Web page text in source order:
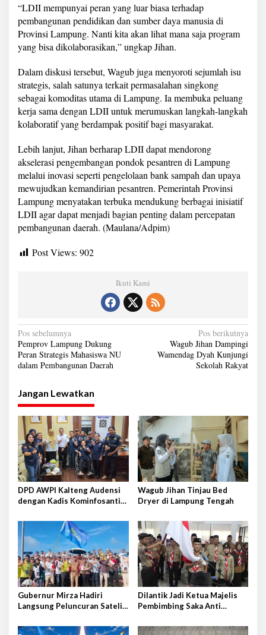
“LDII mempunyai peran yang luar biasa terhadap
pembangunan pendidikan dan sumber daya manusia di
Provinsi Lampung. Nanti kita akan lihat mana saja program
yang bisa dikolaborasikan,” ungkap Jihan.
Dalam diskusi tersebut, Wagub juga menyoroti sejumlah isu
strategis, salah satunya terkait permasalahan singkong
sebagai komoditas utama di Lampung. Ia membuka peluang
kerja sama dengan LDII untuk merumuskan langkah-langkah
kolaboratif yang berdampak positif bagi masyarakat.
Lebih lanjut, Jihan berharap LDII dapat mendorong
akselerasi pengembangan pondok pesantren di Lampung
melalui inovasi seperti pengelolaan bank sampah dan upaya
mewujudkan kemandirian pesantren. Pemerintah Provinsi
Lampung menyatakan terbuka mendukung berbagai inisiatif
LDII agar dapat menjadi bagian penting dalam percepatan
pembangunan daerah. (Maulana/Adpim)
Post Views: 902
Ikuti Kami
N
a
v
i
g
a
s
i
p
o
s
Pos sebelumnya
Pemprov Lampung Dukung
Peran Strategis Mahasiswa NU
dalam Pembangunan Daerah
Pos berikutnya
Wagub Jihan Dampingi
Wamendag Dyah Kunjungi
Sekolah Rakyat
Jangan Lewatkan
DPD AWPI Kalteng Audensi
dengan Kadis Kominfosantik
Rencana Kongnas II AWPI se-
Indonesia
Wagub Jihan Tinjau Bed
Dryer di Lampung Tengah
Gubernur Mirza Hadiri
Langsung Peluncuran Satelit
Tiongkok Timur
Dilantik Jadi Ketua Majelis
Pembimbing Saka Anti
Selatan, Kepala BNNK